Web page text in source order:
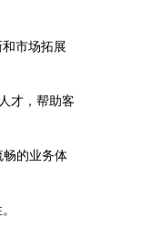
市场拓展
才，帮助客
畅的业务体